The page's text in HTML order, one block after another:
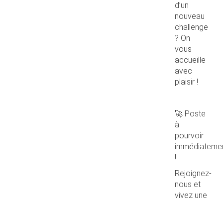
d’un
nouveau
challenge
? On
vous
accueille
avec
plaisir !
🚀 Poste
à
pourvoir
!
Rejoignez-
nous et
vivez une